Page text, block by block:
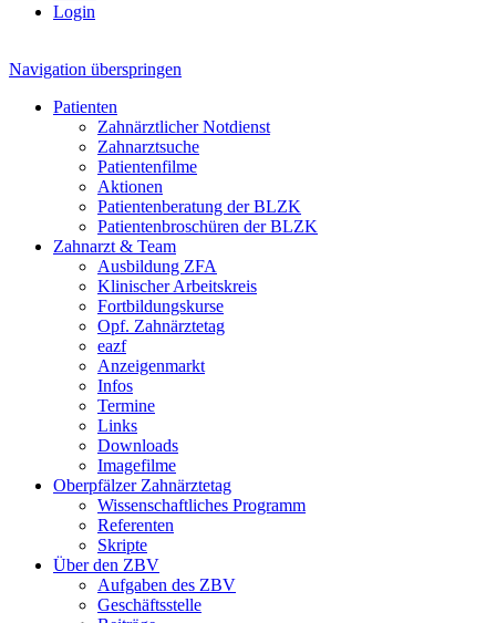
Login
Navigation überspringen
Patienten
Zahnärztlicher Notdienst
Zahnarztsuche
Patientenfilme
Aktionen
Patientenberatung der BLZK
Patientenbroschüren der BLZK
Zahnarzt & Team
Ausbildung ZFA
Klinischer Arbeitskreis
Fortbildungskurse
Opf. Zahnärztetag
eazf
Anzeigenmarkt
Infos
Termine
Links
Downloads
Imagefilme
Oberpfälzer Zahnärztetag
Wissenschaftliches Programm
Referenten
Skripte
Über den ZBV
Aufgaben des ZBV
Geschäftsstelle